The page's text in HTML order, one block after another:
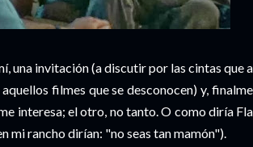
una invitación (a discutir por las cintas que
filmes que se desconocen) y,
interesa; el otro, no tanto. O como diría
mi rancho dirían: "no seas tan mamón").